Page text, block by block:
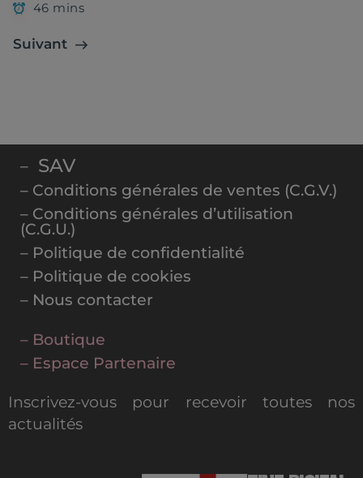
46 mins
Suivant
– SAV
– Conditions générales de ventes (C.G.V.)
– Conditions générales d’utilisation
(C.G.U.)
– Politique de confidentialité
– Politique de cookies
– Nous contacter
– Boutique
– Espace Partenaire
Inscrivez-vous pour recevoir toutes nos
actualités